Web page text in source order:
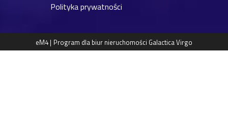
Polityka prywatności
eM4 | Program dla biur nieruchomości Galactica Virgo